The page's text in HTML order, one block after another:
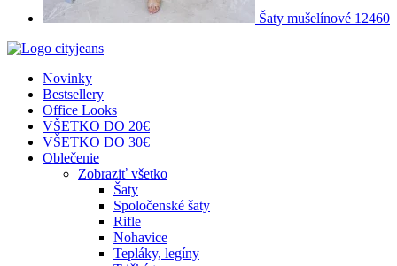
Šaty mušelínové 12460
Novinky
Bestsellery
Office Looks
VŠETKO DO 20€
VŠETKO DO 30€
Oblečenie
Zobraziť všetko
Šaty
Spoločenské šaty
Rifle
Nohavice
Tepláky, legíny